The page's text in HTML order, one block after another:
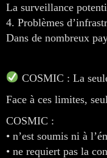
La surveillance
4. Problèmes
Dans de nombreux
COSMIC : La
Face à ces limites,
COSMIC :
• n’est soumis ni à
• ne requiert pas la